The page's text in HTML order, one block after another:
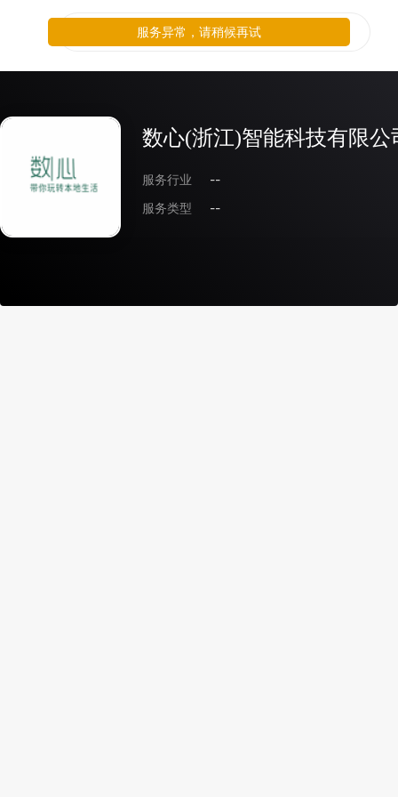
数心(浙江)智能科技有限公
服务行业
--
服务类型
--
服务异常，请稍候再试